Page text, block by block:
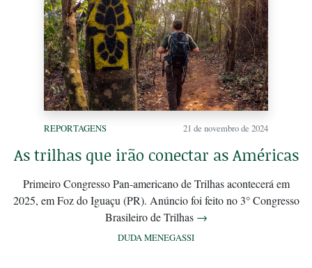
REPORTAGENS 21 de novembro de 2024
As trilhas que irão conectar as Américas
Primeiro Congresso Pan-americano de Trilhas acontecerá em
2025, em Foz do Iguaçu (PR). Anúncio foi feito no 3° Congresso
Brasileiro de Trilhas →
DUDA MENEGASSI